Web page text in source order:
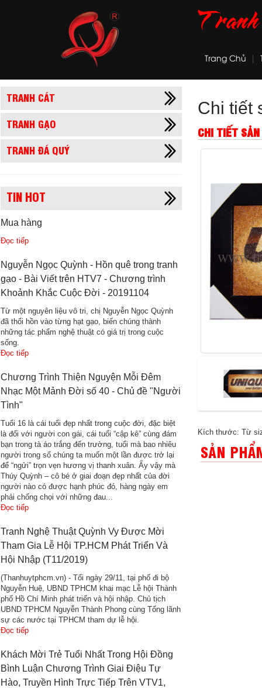
Trang Chủ
TRANH CÁT
TRANH GẠO
TRANH ĐÁ QUÝ
TIN HOT
Mua hàng
Đọc tiếp
Nguyễn Ngọc Quỳnh - Hồn quê trong tranh
gạo - Bài Viết trên HTV7 - Chương trình
Khoảnh Khắc Cuộc Đời - 20191104
Từ một nguyên liệu vô tri, chị Nguyễn Ngọc Quỳnh
đã thổi hồn vào từng hạt gạo, biến chúng thành
những tác phẩm nghệ thuật có giá trị trong cuộc
sống.
Đọc tiếp
Chương Trình Thiện Nguyện Mỗi Đêm
Nhạc Một Mảnh Đời số 40 - Chủ đề "Người
Tình"
Tuổi 16 là cái tuổi đẹp nhất trong cuộc đời, đặc biệt
là đối với người con gái, cái tuổi “cập kê” cùng đám
bạn trong tà áo trắng đến trường, tuổi mà bao nhiêu
người trong số chúng ta muốn một lần được trở lại
để “ngửi” trọn vẹn hương vị thanh xuân. Ấy vậy mà
Thúy Quỳnh – cô bé ở giai đoạn đẹp nhất của đời
người nào có được hạnh phúc đó, hàng ngày em
phải chống chọi với những đau...
Đọc tiếp
Tranh Nghệ Thuật Quỳnh Vy Được Mời
Tham Gia Lễ Hội TP.HCM Phát Triển Và
Hội Nhập (T11/2019)
(Thanhuytphcm.vn) - Tối ngày 29/11, tại phố đi bộ
Nguyễn Huệ, UBND TPHCM khai mạc Lễ hội Thành
phố Hồ Chí Minh phát triển và hội nhập. Chủ tịch
UBND TPHCM Nguyễn Thành Phong cùng Tổng lãnh
sự các nước tại TPHCM tham dự lễ hội.
Đọc tiếp
Khách Mời Trẻ Tuổi Nhất Trong Hội Đồng
Bình Luận Chương Trình Giai Điệu Tự
Hào, Truyền Hình Trực Tiếp Trên VTV1,
Chi tiết
CHI TIẾT
Kích thước: Từ
SẢN